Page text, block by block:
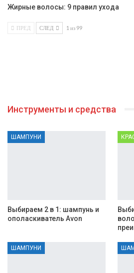
Жирные волосы: 9 правил ухода
ПРЕД СЛЕД 1 из 99
Инструменты и средства
ШАМПУНИ
Выбираем 2 в 1: шампунь и
ополаскиватель Avon
ШАМПУНИ